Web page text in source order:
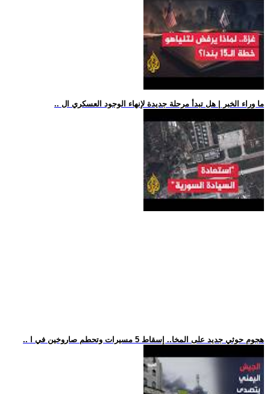
.. ما وراء الخبر | هل تبدأ مرحلة جديدة لإنهاء الوجود العسكري ال
.. هجوم حوثي جديد على المخا.. إسقاط 5 مسيرات وتحطم صاروخين في ا